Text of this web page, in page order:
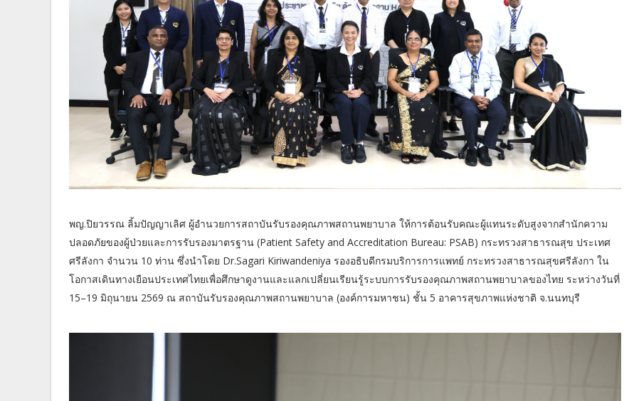
พญ.ปิยวรรณ ลิ้มปัญญาเลิศ ผู้อำนวยการสถาบันรับรองคุณภาพสถานพยาบาล ให้การต้อนรับคณะผู้แทนระดับสูงจากสำนักความ
ปลอดภัยของผู้ป่วยและการรับรองมาตรฐาน (Patient Safety and Accreditation Bureau: PSAB) กระทรวงสาธารณสุข ประเทศ
ศรีลังกา จำนวน 10 ท่าน ซึ่งนำโดย Dr.Sagari Kiriwandeniya รองอธิบดีกรมบริการการแพทย์ กระทรวงสาธารณสุขศรีลังกา ใน
โอกาสเดินทางเยือนประเทศไทยเพื่อศึกษาดูงานและแลกเปลี่ยนเรียนรู้ระบบการรับรองคุณภาพสถานพยาบาลของไทย ระหว่างวันที่
15–19 มิถุนายน 2569 ณ สถาบันรับรองคุณภาพสถานพยาบาล (องค์การมหาชน) ชั้น 5 อาคารสุขภาพแห่งชาติ จ.นนทบุรี